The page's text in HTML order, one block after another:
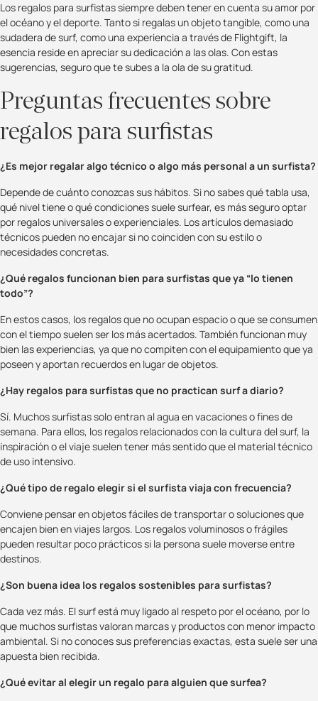
Los regalos para surfistas siempre deben tener en cuenta su amor por
el océano y el deporte. Tanto si regalas un objeto tangible, como una
sudadera de surf, como una experiencia a través de Flightgift, la
esencia reside en apreciar su dedicación a las olas. Con estas
sugerencias, seguro que te subes a la ola de su gratitud.
Preguntas frecuentes sobre
regalos para surfistas
¿Es mejor regalar algo técnico o algo más personal a un surfista?
Depende de cuánto conozcas sus hábitos. Si no sabes qué tabla usa,
qué nivel tiene o qué condiciones suele surfear, es más seguro optar
por regalos universales o experienciales. Los artículos demasiado
técnicos pueden no encajar si no coinciden con su estilo o
necesidades concretas.
¿Qué regalos funcionan bien para surfistas que ya “lo tienen
todo”?
En estos casos, los regalos que no ocupan espacio o que se consumen
con el tiempo suelen ser los más acertados. También funcionan muy
bien las experiencias, ya que no compiten con el equipamiento que ya
poseen y aportan recuerdos en lugar de objetos.
¿Hay regalos para surfistas que no practican surf a diario?
Sí. Muchos surfistas solo entran al agua en vacaciones o fines de
semana. Para ellos, los regalos relacionados con la cultura del surf, la
inspiración o el viaje suelen tener más sentido que el material técnico
de uso intensivo.
¿Qué tipo de regalo elegir si el surfista viaja con frecuencia?
Conviene pensar en objetos fáciles de transportar o soluciones que
encajen bien en viajes largos. Los regalos voluminosos o frágiles
pueden resultar poco prácticos si la persona suele moverse entre
destinos.
¿Son buena idea los regalos sostenibles para surfistas?
Cada vez más. El surf está muy ligado al respeto por el océano, por lo
que muchos surfistas valoran marcas y productos con menor impacto
ambiental. Si no conoces sus preferencias exactas, esta suele ser una
apuesta bien recibida.
¿Qué evitar al elegir un regalo para alguien que surfea?